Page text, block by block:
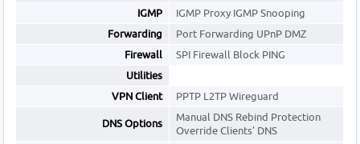
IGMP
IGMP Proxy IGMP Snooping
Forwarding
Port Forwarding UPnP DMZ
Firewall
SPI Firewall Block PING
Utilities
VPN Client
PPTP L2TP Wireguard
DNS Options
Manual DNS Rebind Protection
Override Clients' DNS